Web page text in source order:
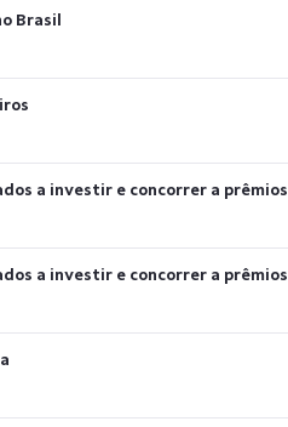
Brasil
a investir e concorrer a prêmios
a investir e concorrer a prêmios